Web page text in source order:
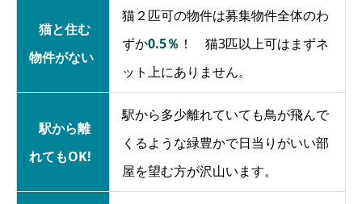
猫と住む
物件がない
猫２匹可の物件は募集物件全体のわ
ずか0.5％ ！
猫3匹以上可はまずネ
ット上にありません。
駅から離
れてもOK!
駅から多少離れていても鳥が飛んで
くるような緑豊かで日当りがいい部
屋を望む方が沢山います。